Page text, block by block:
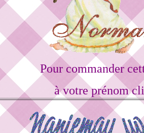
Pour commander
à votre prénom